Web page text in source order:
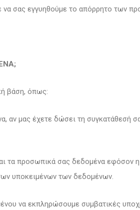
να σας εγγυηθούμε το απόρρητο των
βάση, όπως:
αν μας έχετε δώσει τη συγκατάθεσή
τα προσωπικά σας δεδομένα εφόσον
υποκειμένων των δεδομένων.
να εκπληρώσουμε συμβατικές